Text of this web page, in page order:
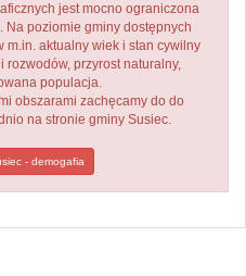
jest mocno ograniczona
Na poziomie gminy dostępnych
aktualny wiek i stan cywilny
rozwodów, przyrost naturalny,
populacja.
obszarami zachęcamy do do
na stronie gminy Susiec.
- demogafia